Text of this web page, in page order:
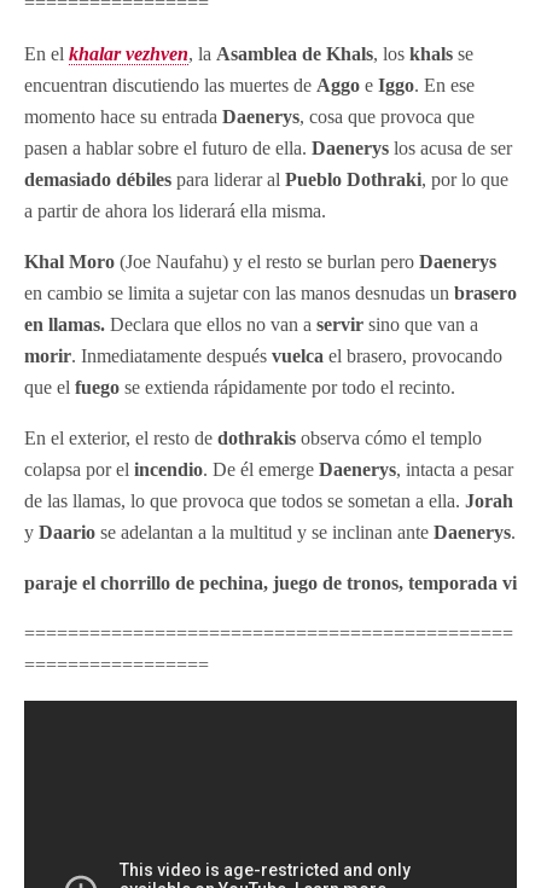
En el khalar vezhven, la Asamblea de Khals, los khals se
encuentran discutiendo las muertes de Aggo e Iggo. En ese
momento hace su entrada Daenerys, cosa que provoca que
pasen a hablar sobre el futuro de ella. Daenerys los acusa de ser
demasiado débiles para liderar al Pueblo Dothraki, por lo que
a partir de ahora los liderará ella misma.
Khal Moro (Joe Naufahu) y el resto se burlan pero Daenerys
en cambio se limita a sujetar con las manos desnudas un brasero
en llamas. Declara que ellos no van a servir sino que van a
morir. Inmediatamente después vuelca el brasero, provocando
que el fuego se extienda rápidamente por todo el recinto.
En el exterior, el resto de dothrakis observa cómo el templo
colapsa por el incendio. De él emerge Daenerys, intacta a pesar
de las llamas, lo que provoca que todos se sometan a ella. Jorah
y Daario se adelantan a la multitud y se inclinan ante Daenerys.
paraje el chorrillo de pechina, juego de tronos, temporada vi
=============================================
=================